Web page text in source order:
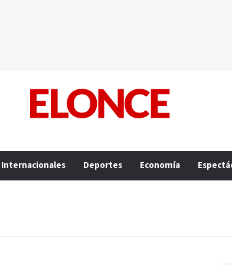
Internacionales Deportes Economía